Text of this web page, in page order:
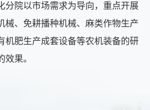
分院以市场需求为导向，重点开展
械、免耕播种机械、麻类作物生产
机肥生产成套设备等农机装备的研
果。